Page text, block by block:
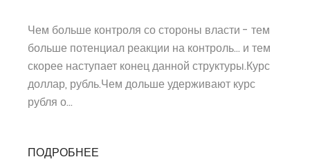
Чем больше контроля со стороны власти - тем
больше потенциал реакции на контроль… и тем
скорее наступает конец данной структуры.Курс
доллар, рубль.Чем дольше удерживают курс
рубля о...
ПОДРОБНЕЕ